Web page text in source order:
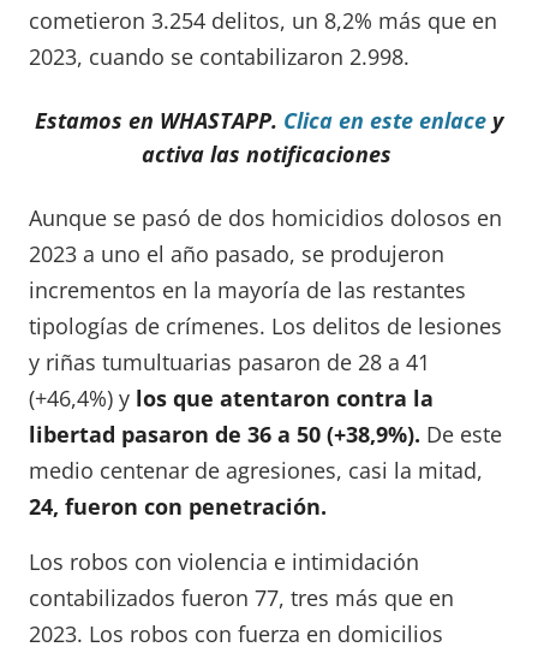
cometieron 3.254 delitos, un 8,2% más que en
2023, cuando se contabilizaron 2.998.
Estamos en WHASTAPP. Clica en este enlace y
activa las notificaciones
Aunque se pasó de dos homicidios dolosos en
2023 a uno el año pasado, se produjeron
incrementos en la mayoría de las restantes
tipologías de crímenes. Los delitos de lesiones
y riñas tumultuarias pasaron de 28 a 41
(+46,4%) y los que atentaron contra la
libertad pasaron de 36 a 50 (+38,9%). De este
medio centenar de agresiones, casi la mitad,
24, fueron con penetración.
Los robos con violencia e intimidación
contabilizados fueron 77, tres más que en
2023. Los robos con fuerza en domicilios